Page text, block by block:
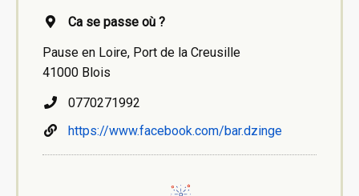
Ca se passe où ?
Pause en Loire, Port de la Creusille
41000 Blois
0770271992
https://www.facebook.com/bar.dzinge